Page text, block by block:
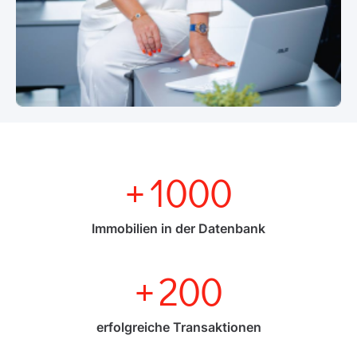
+1000
Immobilien in der Datenbank
+200
erfolgreiche Transaktionen